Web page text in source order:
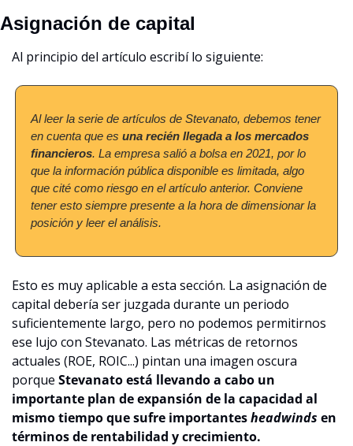
Asignación de capital
Al principio del artículo escribí lo siguiente:
Al leer la serie de artículos de Stevanato, debemos tener
en cuenta que es una recién llegada a los mercados
financieros. La empresa salió a bolsa en 2021, por lo
que la información pública disponible es limitada, algo
que cité como riesgo en el artículo anterior. Conviene
tener esto siempre presente a la hora de dimensionar la
posición y leer el análisis.
Esto es muy aplicable a esta sección. La asignación de
capital debería ser juzgada durante un periodo
suficientemente largo, pero no podemos permitirnos
ese lujo con Stevanato. Las métricas de retornos
actuales (ROE, ROIC...) pintan una imagen oscura
porque Stevanato está llevando a cabo un
importante plan de expansión de la capacidad al
mismo tiempo que sufre importantes headwinds en
términos de rentabilidad y crecimiento.